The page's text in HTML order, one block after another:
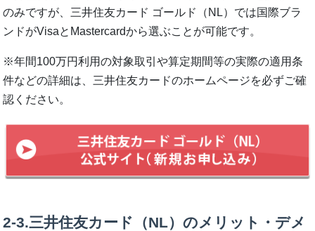
のみですが、三井住友カード ゴールド（NL）では国際ブラ
ンドがVisaとMastercardから選ぶことが可能です。
※年間100万円利用の対象取引や算定期間等の実際の適用条
件などの詳細は、三井住友カードのホームページを必ずご確
認ください。
2-3.三井住友カード（NL）のメリット・デメ